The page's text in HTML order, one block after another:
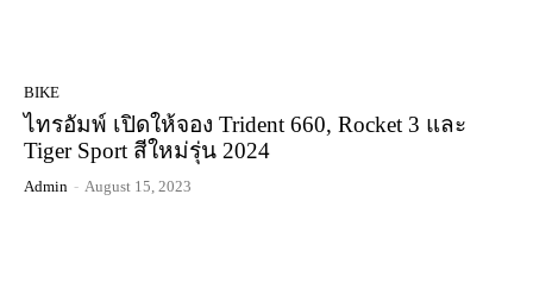
BIKE
ไทรอัมพ์ เปิดให้จอง Trident 660, Rocket 3 และ
Tiger Sport สีใหม่รุ่น 2024
Admin - August 15, 2023